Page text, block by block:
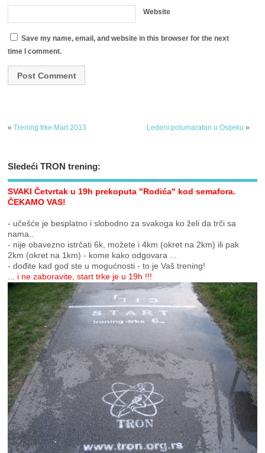
Website
Save my name, email, and website in this browser for the next
time I comment.
«Trening trke Mart 2013 Ledeni polumaraton u Osijeku »
Sledeći TRON trening:
SVAKI Četvrtak u 19h prekoputa "Rodića" kod semafora.
ČEKAMO VAS!
- učešće je besplatno i slobodno za svakoga ko želi da trči sa
nama..
- nije obavezno istrčati 6k, možete i 4km (okret na 2km) ili pak
2km (okret na 1km) - kome kako odgovara ...
- dođite kad god ste u mogućnosti - to je Vaš trening!
... i ne zaboravite, start trke je u 19h !!!